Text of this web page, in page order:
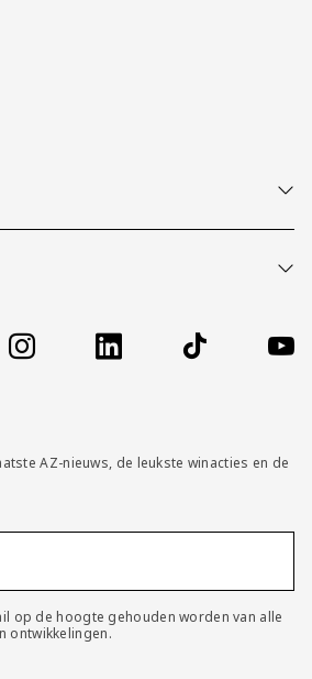
AZAlkmaar
Instagram LinkedIn TikTok
AZ-nieuws, de leukste winacties en de
op de hoogte gehouden worden van alle
ontwikkelingen.